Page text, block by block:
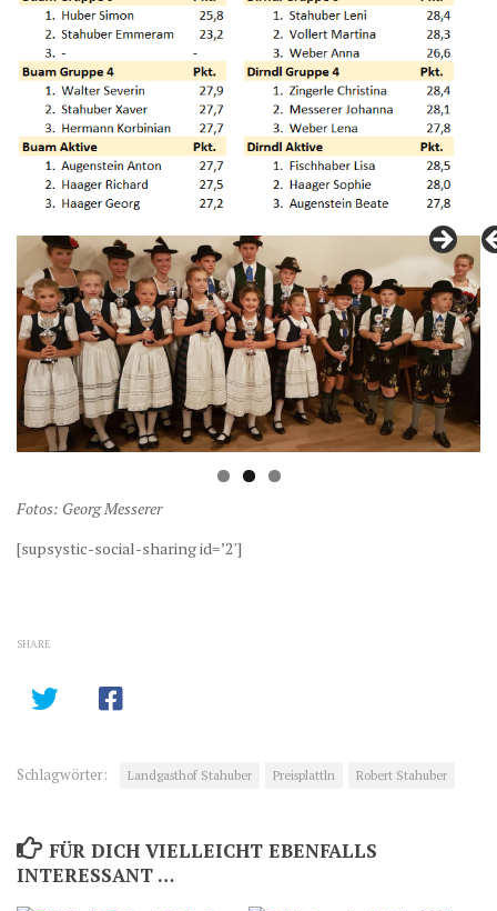
Fotos: Georg Messerer
[supsystic-social-sharing id=’2′]
SHARE
Schlagwörter: Landgasthof Stahuber Preisplattln Robert Stahuber
FÜR DICH VIELLEICHT EBENFALLS
INTERESSANT …